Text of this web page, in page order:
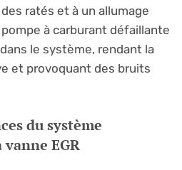
ratés et à un allumage
à carburant défaillante
le système, rendant la
et provoquant des bruits
du système
EGR